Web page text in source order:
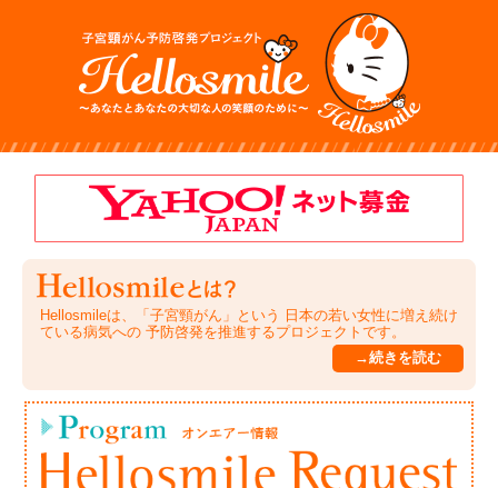
Hellosmileは、「子宮頸がん」という 日本の若い女性に増え続け
ている病気への 予防啓発を推進するプロジェクトです。
→続きを読む